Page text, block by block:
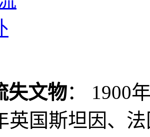
失文物： 1900
英国斯坦因、